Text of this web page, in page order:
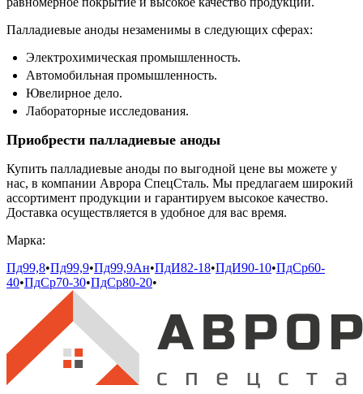
Палладиевые аноды незаменимы в следующих сферах:
Электрохимическая промышленность.
Автомобильная промышленность.
Ювелирное дело.
Лабораторные исследования.
Приобрести палладиевые аноды
Купить палладиевые аноды по выгодной цене вы можете у
нас, в компании Аврора СпецСталь. Мы предлагаем широкий
ассортимент продукции и гарантируем высокое качество.
Доставка осуществляется в удобное для вас время.
Марка:
Пд99,8•Пд99,9•Пд99,9Ан•ПдИ82-18•ПдИ90-10•ПдСр60-
40•ПдСр70-30•ПдСр80-20•